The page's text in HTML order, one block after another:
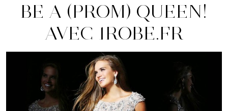
BE A (PROM) QUEEN!
AVEC 1ROBE.FR